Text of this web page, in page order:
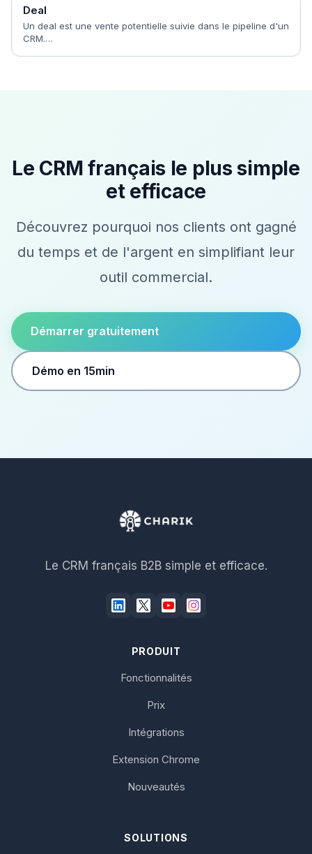
Deal
Un deal est une vente potentielle suivie dans le pipeline d'un
CRM.…
Le CRM français le plus simple
et efficace
Découvrez pourquoi nos clients ont gagné
du temps et de l'argent en simplifiant leur
outil commercial.
Démarrer gratuitement
Démo en 15min
Le CRM français B2B simple et efficace.
PRODUIT
Fonctionnalités
Prix
Intégrations
Extension Chrome
Nouveautés
SOLUTIONS